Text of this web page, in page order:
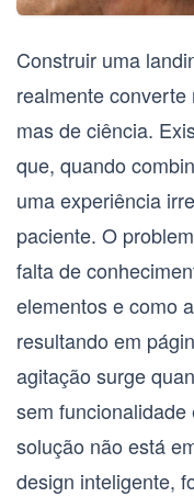
Construir uma
realmente
mas de ciência.
que, quando
uma experiência
paciente. O
falta de
elementos e como
resultando em
agitação surge
sem
solução não está
design inteligente,